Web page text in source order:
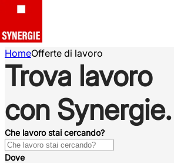
HomeOfferte di lavoro
Trova lavoro
con Synergie.
Che lavoro stai cercando?
Dove